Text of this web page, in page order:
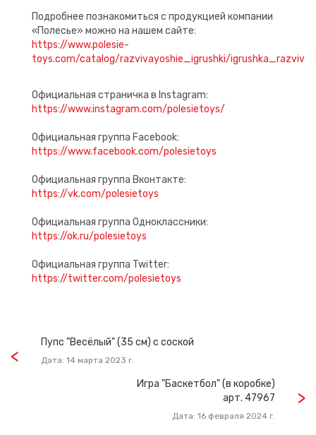
Подробнее познакомиться с продукцией компании
«Полесье» можно на нашем сайте:
https://www.polesie-
toys.com/catalog/razvivayoshie_igrushki/
Официальная страничка в Instagram:
https://www.instagram.com/polesietoys/
Официальная группа Facebook:
https://www.facebook.com/polesietoys
Официальная группа Вконтакте:
https://vk.com/polesietoys
Официальная группа Одноклассники:
https://ok.ru/polesietoys
Официальная группа Twitter:
https://twitter.com/polesietoys
Пупс "Весёлый" (35 см) с соской
Дата: 14 марта 2023 г.
Игра "Баскетбол" (в коробке)
арт. 47967
Дата: 16 февраля 2024 г.